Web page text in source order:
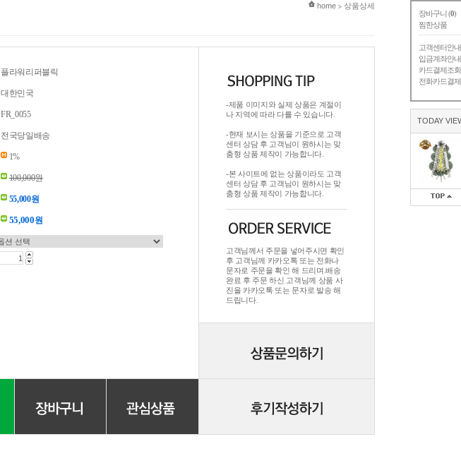
장바구니 (0)
찜한상품
고객센터안내
입금계좌안내
카드결제조회
전화카드결제
TODAY
현재 위치
home > 상품상세
플라워리퍼블릭
대한민국
FR_0055
전국당일배송
1%
100,000원
55,000원
55,000원
-제품 이미지와 실제 상품은 계절이
나 지역에 따라 다를 수 있습니다.
-현재 보시는 상품을 기준으로 고객
센터 상담 후 고객님이 원하시는 맞
춤형 상품 제작이 가능합니다.
-본 사이트에 없는 상품이라도 고객
센터 상담 후 고객님이 원하시는 맞
춤형 상품 제작이 가능합니다.
고객님께서 주문을 넣어주시면 확인
후 고객님께 카카오톡 또는 전화나
문자로 주문을 확인 해 드리며.배송
완료 후 주문 하신 고객님께 상품 사
진을 카카오톡 또는 문자로 발송 해
드립니다.